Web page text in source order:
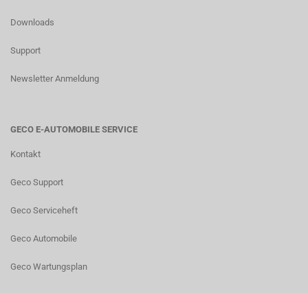
Downloads
Support
Newsletter Anmeldung
GECO E-AUTOMOBILE SERVICE
Kontakt
Geco Support
Geco Serviceheft
Geco Automobile
Geco Wartungsplan